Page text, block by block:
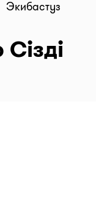
Экибастуз